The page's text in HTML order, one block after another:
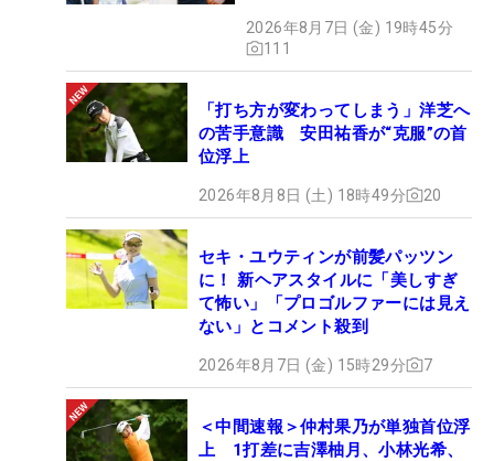
2026年8月7日 (金) 19時45分
111
「打ち方が変わってしまう」洋芝へ
の苦手意識 安田祐香が“克服”の首
位浮上
2026年8月8日 (土) 18時49分 20
セキ・ユウティンが前髪パッツン
に！ 新ヘアスタイルに「美しすぎ
て怖い」「プロゴルファーには見え
ない」とコメント殺到
2026年8月7日 (金) 15時29分 7
＜中間速報＞仲村果乃が単独首位浮
上 1打差に吉澤柚月、小林光希、